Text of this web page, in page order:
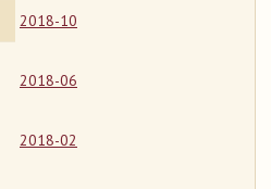
2018-10
2018-06
2018-02